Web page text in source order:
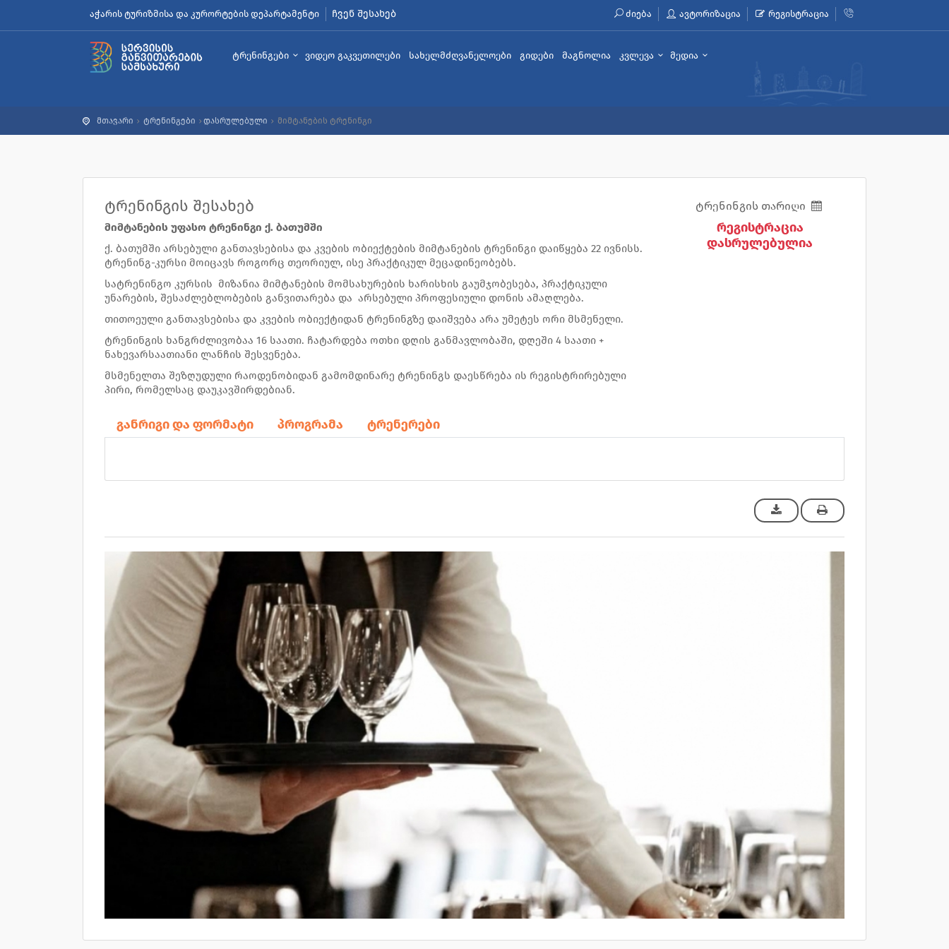
აჭარის ტურიზმისა და კურორტების დეპარტამენტი ჩვენ შესახებ ძიება ავტორიზაცია რეგისტრაცია
ტრენინგები ვიდეო გაკვეთილები სახელმძღვანელოები გიდები მაგნოლია კვლევა მედია
მთავარი ტრენინგები დასრულებული მიმტანების ტრენინგი
ტრენინგის შესახებ
მიმტანების უფასო ტრენინგი ქ. ბათუმში
ქ. ბათუმში არსებული განთავსებისა და კვების ობიექტების მიმტანების ტრენინგი დაიწყება 22 ივნისს.
ტრენინგ-კურსი მოიცავს როგორც თეორიულ, ისე პრაქტიკულ მეცადინეობებს.
სატრენინგო კურსის მიზანია მიმტანების მომსახურების ხარისხის გაუმჯობესება, პრაქტიკული
უნარების, შესაძლებლობების განვითარება და არსებული პროფესიული დონის ამაღლება.
თითოეული განთავსებისა და კვების ობიექტიდან ტრენინგზე დაიშვება არა უმეტეს ორი მსმენელი.
ტრენინგის ხანგრძლივობაა 16 საათი. ჩატარდება ოთხი დღის განმავლობაში, დღეში 4 საათი +
ნახევარსაათიანი ლანჩის შესვენება.
მსმენელთა შეზღუდული რაოდენობიდან გამომდინარე ტრენინგს დაესწრება ის რეგისტრირებული
პირი, რომელსაც დაუკავშირდებიან.
ტრენინგის თარიღი
რეგისტრაცია
დასრულებულია
განრიგი და ფორმატი პროგრამა ტრენერები